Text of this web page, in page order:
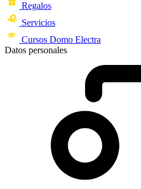
Regalos
Servicios
Cursos Domo Electra
Datos personales